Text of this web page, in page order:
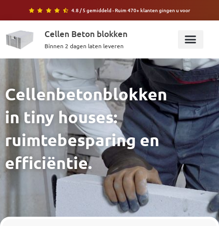
inhoud
4.8 / 5 gemiddeld - Ruim 470+ klanten gingen u voor
Cellen Beton blokken
Binnen 2 dagen laten leveren
Cellenbetonblokken
in tiny houses:
ruimtebesparing en
efficiëntie.